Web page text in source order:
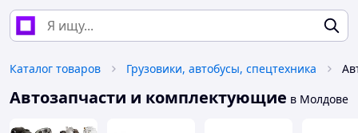
Каталог товаров Грузовики, автобусы, спецтехника
Автозапчасти и комплектующие в Молдове